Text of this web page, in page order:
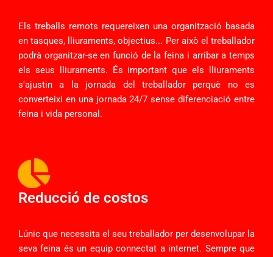
Els treballs remots requereixen una organització basada
en tasques, lliuraments, objectius... Per això el treballador
podrà organitzar-se en funció de la feina i arribar a temps
els seus lliuraments. És important que els lliuraments
s'ajustin a la jornada del treballador perquè no es
converteixi en una jornada 24/7 sense diferenciació entre
feina i vida personal.
Reducció de costos
Lúnic que necessita el seu treballador per desenvolupar la
seva feina és un equip connectat a internet. Sempre que